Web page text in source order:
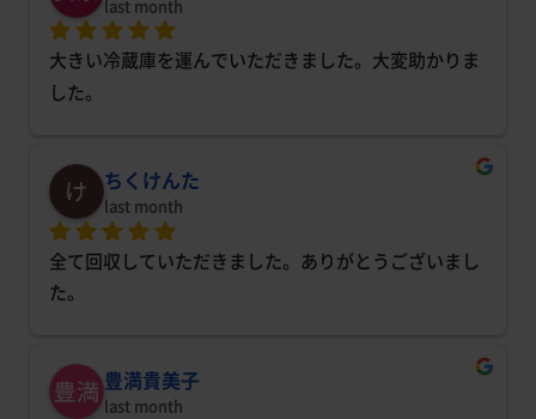
last month
大きい冷蔵庫を運んでいただきました。大変助かりま
した。
ちくけんた
last month
全て回収していただきました。ありがとうございまし
た。
豊満貴美子
last month